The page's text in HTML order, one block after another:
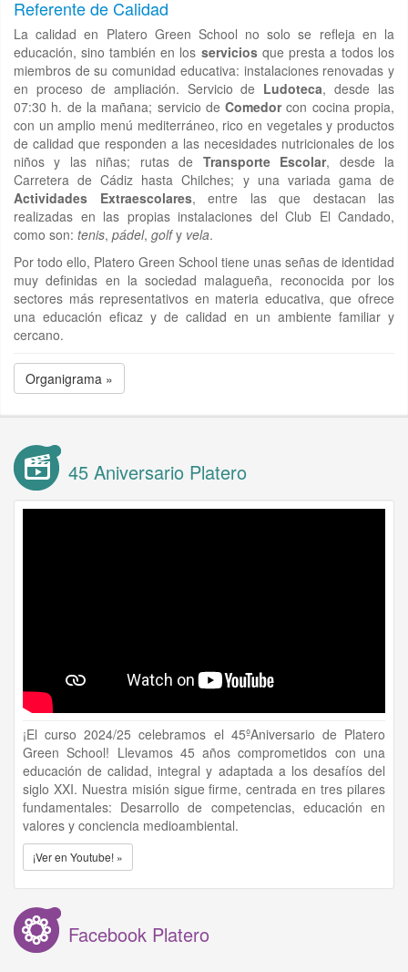
Referente de Calidad
La calidad en Platero Green School no solo se refleja en la
educación, sino también en los serviciosque presta a todos los
miembros de su comunidad educativa: instalaciones renovadas y
en proceso de ampliación. Servicio de Ludoteca, desde las
07:30 h. de la mañana; servicio deComedorcon cocina propia,
con un amplio menú mediterráneo, rico en vegetales y productos
de calidad que responden a las necesidades nutricionales de los
niños y las niñas; rutas de Transporte Escolar, desde la
Carretera de Cádiz hasta Chilches; y una variada gama de
Actividades Extraescolares, entre las que destacan las
realizadas en las propias instalaciones del Club El Candado,
como son: tenis, pádel, golfy vela.
Por todo ello, Platero Green School tiene unas señas de identidad
muy definidas en la sociedad malagueña, reconocida por los
sectores más representativos en materia educativa, que ofrece
una educación eficaz y de calidad en un ambiente familiar y
cercano.
Organigrama »
45 Aniversario Platero
¡El curso 2024/25 celebramos el 45ºAniversario de Platero
Green School! Llevamos 45 años comprometidos con una
educación de calidad, integral y adaptada a los desafíos del
siglo XXI. Nuestra misión sigue firme, centrada en tres pilares
fundamentales: Desarrollo de competencias, educación en
valores y conciencia medioambiental.
¡Ver en Youtube! »
Facebook Platero